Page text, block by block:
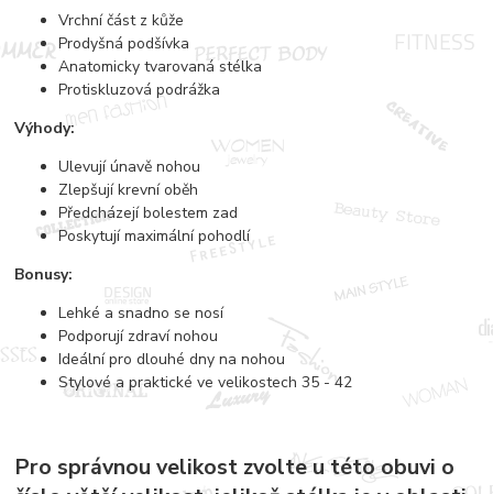
Vrchní část z kůže
Prodyšná podšívka
Anatomicky tvarovaná stélka
Protiskluzová podrážka
Výhody:
Ulevují únavě nohou
Zlepšují krevní oběh
Předcházejí bolestem zad
Poskytují maximální pohodlí
Bonusy:
Lehké a snadno se nosí
Podporují zdraví nohou
Ideální pro dlouhé dny na nohou
Stylové a praktické ve velikostech 35 - 42
Pro správnou velikost zvolte u této obuvi o